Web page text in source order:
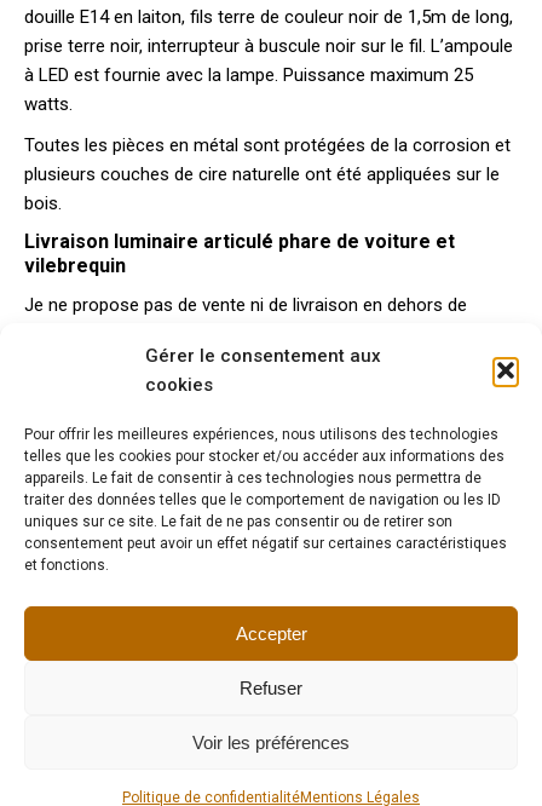
Gérer le consentement aux
cookies
Pour offrir les meilleures expériences, nous utilisons des technologies
telles que les cookies pour stocker et/ou accéder aux informations des
appareils. Le fait de consentir à ces technologies nous permettra de
traiter des données telles que le comportement de navigation ou les ID
uniques sur ce site. Le fait de ne pas consentir ou de retirer son
consentement peut avoir un effet négatif sur certaines caractéristiques
et fonctions.
Accepter
Refuser
Voir les préférences
Politique de confidentialitéMentions Légales
douille E14 en laiton, fils terre de couleur noir de 1,5m de long,
prise terre noir, interrupteur à buscule noir sur le fil. L’ampoule
à LED est fournie avec la lampe. Puissance maximum 25
watts.
Toutes les pièces en métal sont protégées de la corrosion et
plusieurs couches de cire naturelle ont été appliquées sur le
bois.
Livraison luminaire articulé phare de voiture et
vilebrequin
Je ne propose pas de vente ni de livraison en dehors de
Pour la France métropolitaine, la livraison en Colissimo
gratuite. Pour les autres destinations, envoyez moi un
message via leformulaire de contactpour connaître les
tarifs.
Possibilité de venir récupérer la lampe à l’atelier, aux Lilas.
Dans ce cas, envoyez moi un message via le
Délais de livraison : 5 à 8 jours à partir de la date de réception
du règlement intégral.